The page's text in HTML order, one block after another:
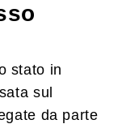
stato in
sul
da parte